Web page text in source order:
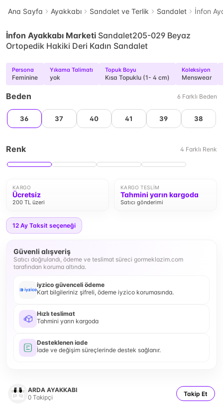
Ana Sayfa Ayakkabı Sandalet ve Terlik Sandalet İnfon
İnfon Ayakkabı Marketi Sandalet205-029 Beyaz
Ortopedik Hakiki Deri Kadın Sandalet
Persona
Feminine
Yıkama Talimatı
yok
Topuk Boyu
Kısa Topuklu (1- 4 cm)
Koleksiyon
Menswear
Beden 6 Farklı Beden
36 37 40 41 39 38
Renk 4 Farklı Renk
KARGO
Ücretsiz
200 TL üzeri
KARGO TESLIM
Tahmini yarın kargoda
Satıcı gönderimi
12 Ay Taksit seçeneği
Güvenli alışveriş
Satıcı doğrulandı, ödeme ve teslimat süreci gormeklazim.com
tarafından koruma altında.
iyzico güvenceli ödeme
Kart bilgileriniz şifreli, ödeme iyzico korumasında.
Hızlı teslimat
Tahmini yarın kargoda
Desteklenen iade
İade ve değişim süreçlerinde destek sağlanır.
ARDA AYAKKABI
0 Takipçi Takip Et